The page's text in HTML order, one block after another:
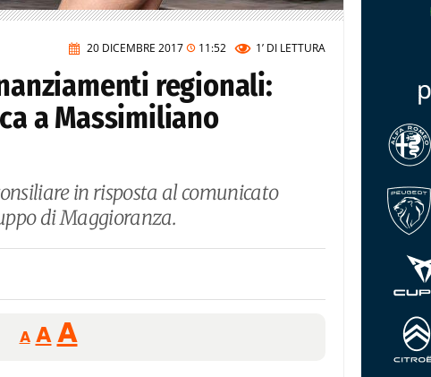
20 DICEMBRE 2017 11:52 1’ DI LETTURA
regionali:
a Massimiliano
in risposta al comunicato
di Maggioranza.
A
Reducir
tamaño
A Restablecer
tamaño
AAumentar